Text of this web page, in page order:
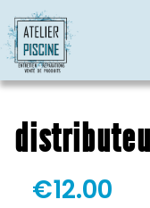
€12.00